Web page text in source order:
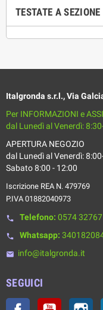
TESTATE A
Italgronda s.r.l., Via
Per INFORMAZIONI e
dal Lunedì al Venerdì:
APERTURA NEGOZIO
dal Lunedì al Venerdì:
Sabato 8:00 - 12:00
Iscrizione REA N. 479769
P.IVA 01882040973
phone Telefono: 0574 32767
phone Whatsapp:
email info@italgronda.it
SEGUICI
Facebook YouTube